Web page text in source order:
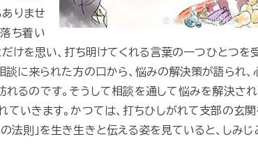
りませ
ち着い
けを思い、打ち明けてくれる言葉の一つひとつを
談に来られた方の口から、悩みの解決策が語られ、
るのです。そうして相談を通して悩みを解決され
ていきます。かつては、打ちひしがれて支部の玄関
法則」を生き生きと伝える姿を見ていると、しみじ